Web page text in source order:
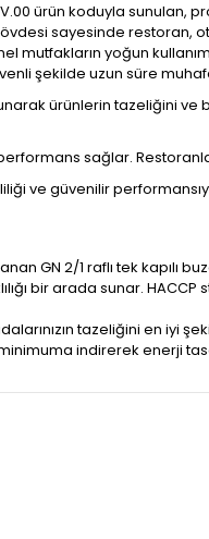
ürün koduyla sunulan,
sayesinde
mutfakların yoğun
şekilde uzun süre
ürünlerin tazeliğini
sağlar.
ve güvenilir
GN 2/1 raflı tek kapılı
bir arada sunar.
tazeliğini en iyi
minimuma indirerek